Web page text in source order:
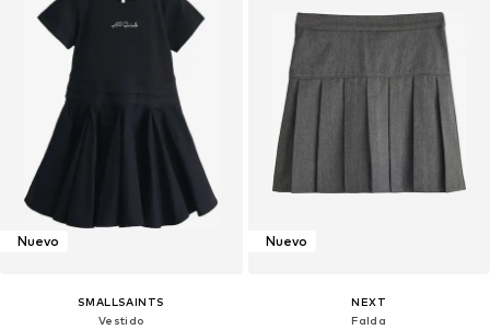
Nuevo
SMALLSAINTS
Vestido
Nuevo
NEXT
Falda